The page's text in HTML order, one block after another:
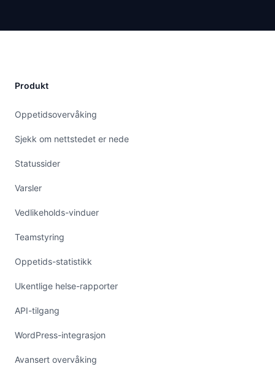
Produkt
Oppetidsovervåking
Sjekk om nettstedet er nede
Statussider
Varsler
Vedlikeholds-vinduer
Teamstyring
Oppetids-statistikk
Ukentlige helse-rapporter
API-tilgang
WordPress-integrasjon
Avansert overvåking